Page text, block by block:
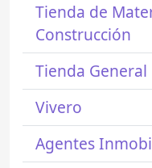
Tienda de
Construcción
Tienda General
Vivero
Agentes